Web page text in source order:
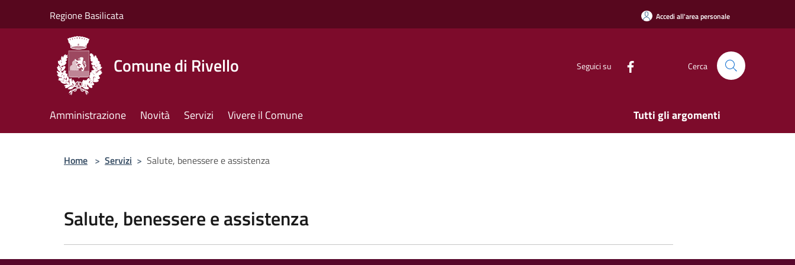
Regione Basilicata Accedi all'area personale
Comune di Rivello Seguici su Cerca
Amministrazione Novità Servizi Vivere il Comune Tutti gli argomenti
Home > Servizi > Salute, benessere e assistenza
Salute, benessere e assistenza